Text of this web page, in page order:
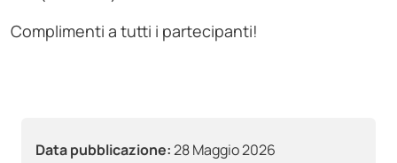
Data pubblicazione:28 Maggio 2026
Complimenti a tutti i partecipanti!